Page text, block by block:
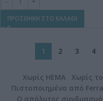
ΠΡΟΣΘΗΚΗ ΣΤΟ ΚΑΛΑΘΙ
1 2 3 4
Χωρίς HEMA Χωρίς
Πιστοποιημένα από
Ο απόλυτος